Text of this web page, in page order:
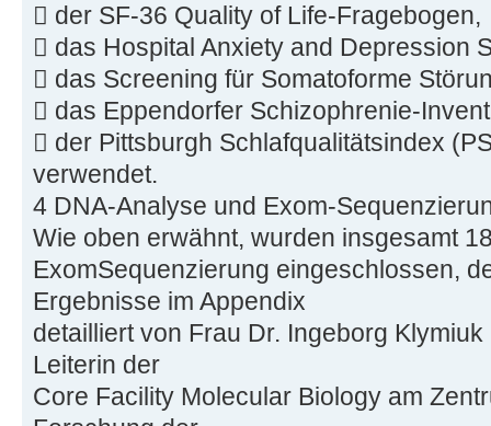
 der SF-36 Quality of Life-Fragebogen,
 das Hospital Anxiety and Depression
 das Screening für Somatoforme
 das Eppendorfer Schizophrenie-
 der Pittsburgh Schlafqualitätsindex
verwendet.
4 DNA-Analyse und Exom-
Wie oben erwähnt, wurden insgesamt
ExomSequenzierung eingeschlossen,
Ergebnisse im Appendix
detailliert von Frau Dr. Ingeborg
Leiterin der
Core Facility Molecular Biology am